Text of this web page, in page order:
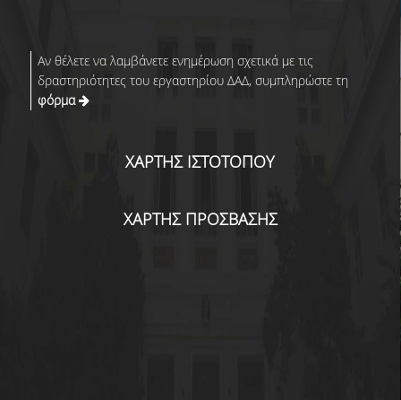
Αν θέλετε να λαμβάνετε ενημέρωση σχετικά με τις
δραστηριότητες του εργαστηρίου ΔΑΔ, συμπληρώστε τη
φόρμα
ΧΑΡΤΗΣ ΙΣΤΟΤΟΠΟΥ
ΧΑΡΤΗΣ ΠΡΟΣΒΑΣΗΣ